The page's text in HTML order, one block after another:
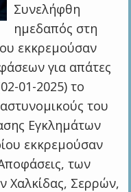
Συνελήφθη
ημεδαπός στη
εκκρεμούσαν
για απάτες
01-2025) το
του
Εγκλημάτων
εκκρεμούσαν
των
Χαλκίδας, Σερρών,